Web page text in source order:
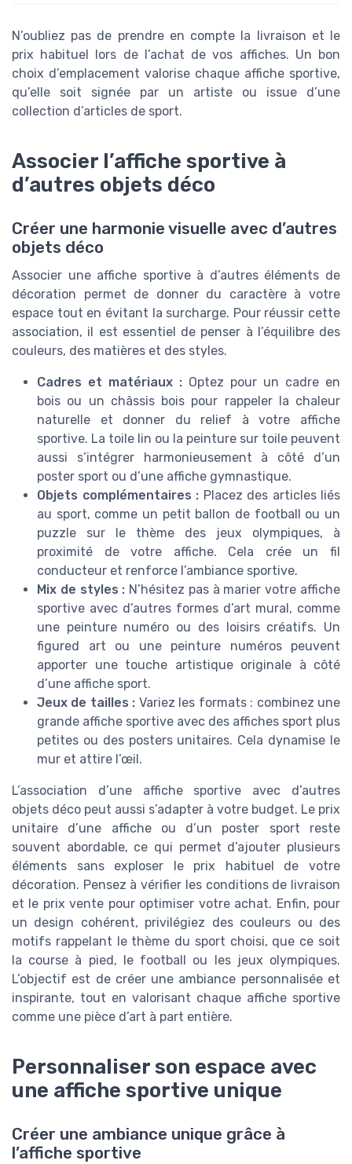
N’oubliez pas de prendre en compte la livraison et le
prix habituel lors de l’achat de vos affiches. Un bon
choix d’emplacement valorise chaque affiche sportive,
qu’elle soit signée par un artiste ou issue d’une
collection d’articles de sport.
Associer l’affiche sportive à
d’autres objets déco
Créer une harmonie visuelle avec d’autres
objets déco
Associer une affiche sportive à d’autres éléments de
décoration permet de donner du caractère à votre
espace tout en évitant la surcharge. Pour réussir cette
association, il est essentiel de penser à l’équilibre des
couleurs, des matières et des styles.
Cadres et matériaux : Optez pour un cadre en
bois ou un châssis bois pour rappeler la chaleur
naturelle et donner du relief à votre affiche
sportive. La toile lin ou la peinture sur toile peuvent
aussi s’intégrer harmonieusement à côté d’un
poster sport ou d’une affiche gymnastique.
Objets complémentaires : Placez des articles liés
au sport, comme un petit ballon de football ou un
puzzle sur le thème des jeux olympiques, à
proximité de votre affiche. Cela crée un fil
conducteur et renforce l’ambiance sportive.
Mix de styles : N’hésitez pas à marier votre affiche
sportive avec d’autres formes d’art mural, comme
une peinture numéro ou des loisirs créatifs. Un
figured art ou une peinture numéros peuvent
apporter une touche artistique originale à côté
d’une affiche sport.
Jeux de tailles : Variez les formats : combinez une
grande affiche sportive avec des affiches sport plus
petites ou des posters unitaires. Cela dynamise le
mur et attire l’œil.
L’association d’une affiche sportive avec d’autres
objets déco peut aussi s’adapter à votre budget. Le prix
unitaire d’une affiche ou d’un poster sport reste
souvent abordable, ce qui permet d’ajouter plusieurs
éléments sans exploser le prix habituel de votre
décoration. Pensez à vérifier les conditions de livraison
et le prix vente pour optimiser votre achat. Enfin, pour
un design cohérent, privilégiez des couleurs ou des
motifs rappelant le thème du sport choisi, que ce soit
la course à pied, le football ou les jeux olympiques.
L’objectif est de créer une ambiance personnalisée et
inspirante, tout en valorisant chaque affiche sportive
comme une pièce d’art à part entière.
Personnaliser son espace avec
une affiche sportive unique
Créer une ambiance unique grâce à
l’affiche sportive